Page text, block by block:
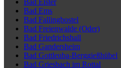
Bad Elster
Bad Ems
Bad Fallingbostel
Bad Freienwalde (Oder)
Bad Friedrichshall
Bad Gandersheim
Bad Gottleuba-Berggießhübel
Bad Griesbach im Rottal